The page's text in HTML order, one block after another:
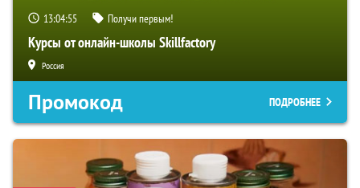
13:04:54 Получи первым!
Курсы от онлайн-школы Skillfactory
Россия
Промокод ПОДРОБНЕЕ